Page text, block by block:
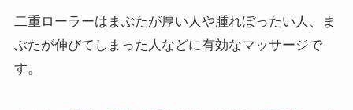
二重ローラーはまぶたが厚い人や腫れぼったい人、ま
ぶたが伸びてしまった人などに有効なマッサージで
す。